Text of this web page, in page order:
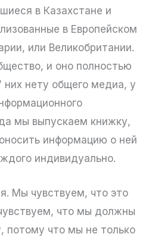
в Казахстане и
в Европейском
или Великобритании.
и оно полностью
них нету общего медиа, у
мы выпускаем книжку,
информацию о ней
индивидуально.
Мы чувствуем, что это
что мы должны
потому что мы не только